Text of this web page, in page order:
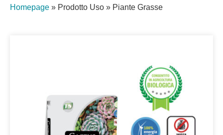
Homepage » Prodotto Uso » Piante Grasse